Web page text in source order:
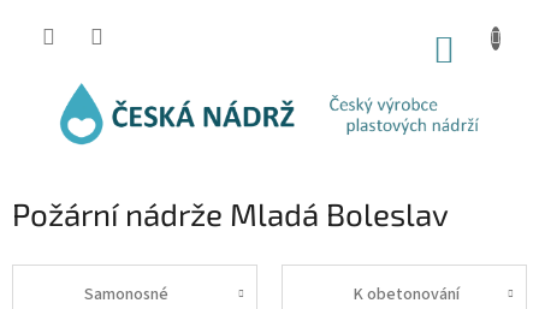
Požární nádrže Mladá Boleslav
Samonosné K obetonování